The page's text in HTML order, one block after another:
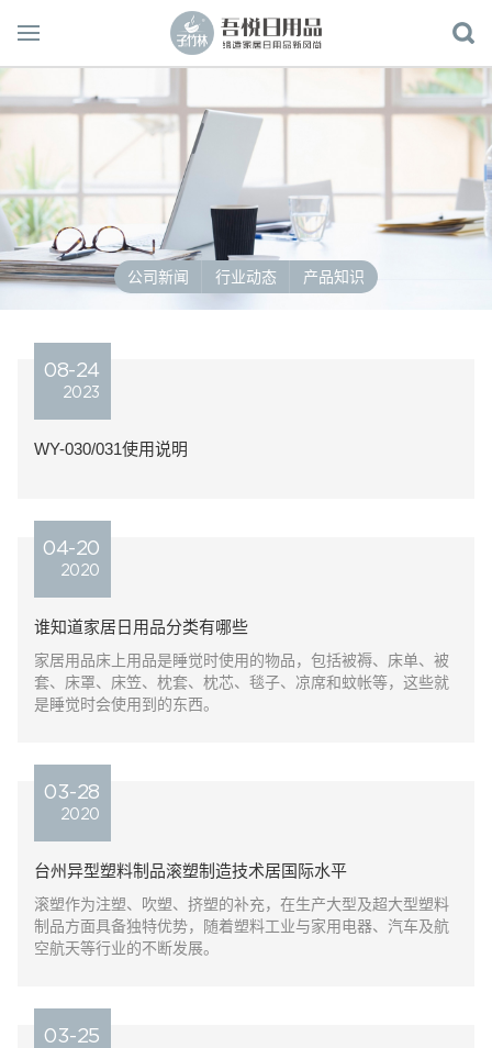
公司新闻 行业动态 产品知识
WY-030/031使用说明
08-24
2023
谁知道家居日用品分类有哪些
家居用品床上用品是睡觉时使用的物品，包括被褥、床单、被
套、床罩、床笠、枕套、枕芯、毯子、凉席和蚊帐等，这些就
是睡觉时会使用到的东西。
04-20
2020
台州异型塑料制品滚塑制造技术居国际水平
滚塑作为注塑、吹塑、挤塑的补充，在生产大型及超大型塑料
制品方面具备独特优势，随着塑料工业与家用电器、汽车及航
空航天等行业的不断发展。
03-28
2020
03-25